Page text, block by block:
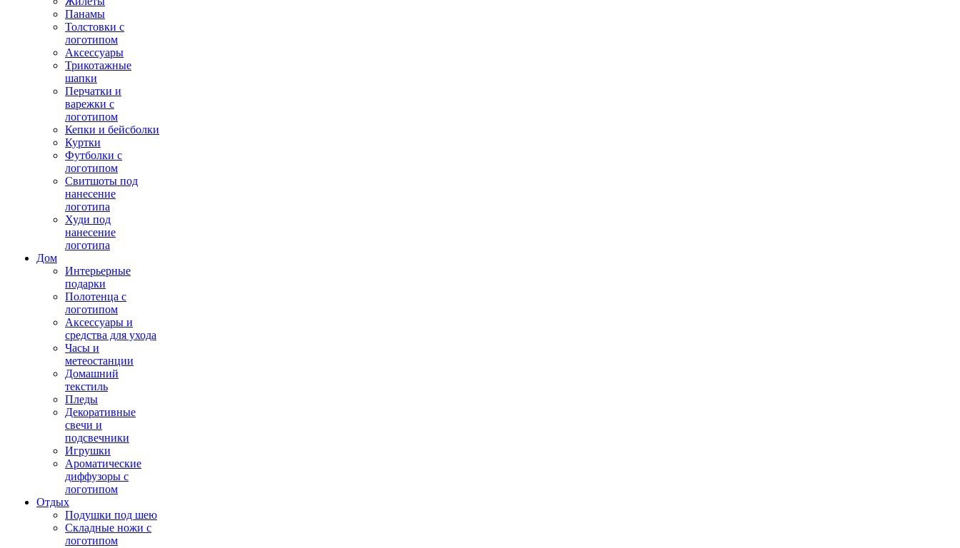
Панамы
Толстовки с
логотипом
Аксессуары
Трикотажные
шапки
Перчатки и
варежки с
логотипом
Кепки и бейсболки
Куртки
Футболки с
логотипом
Свитшоты под
нанесение
логотипа
Худи под
нанесение
логотипа
Дом
Интерьерные
подарки
Полотенца с
логотипом
Аксессуары и
средства для ухода
Часы и
метеостанции
Домашний
текстиль
Пледы
Декоративные
свечи и
подсвечники
Игрушки
Ароматические
диффузоры с
логотипом
Отдых
Подушки под шею
Складные ножи с
логотипом